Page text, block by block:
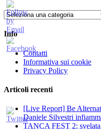
Categorie
Info
Contatti
Informativa sui cookie
Privacy Policy
Articoli recenti
[Live Report] Be
Daniele Silvestri
TANCA FEST 2: